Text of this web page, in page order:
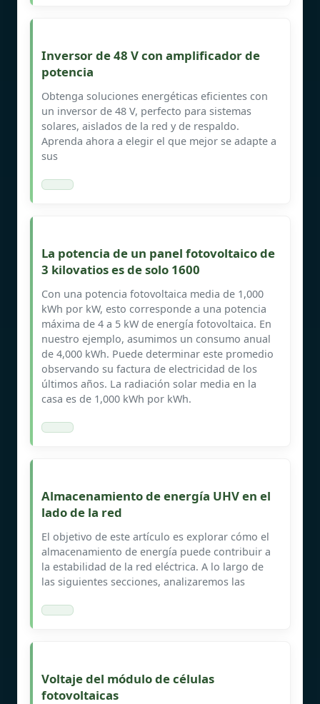
Inversor de 48 V con amplificador de
potencia
Obtenga soluciones energéticas eficientes con
un inversor de 48 V, perfecto para sistemas
solares, aislados de la red y de respaldo.
Aprenda ahora a elegir el que mejor se adapte a
sus
La potencia de un panel fotovoltaico de
3 kilovatios es de solo 1600
Con una potencia fotovoltaica media de 1,000
kWh por kW, esto corresponde a una potencia
máxima de 4 a 5 kW de energía fotovoltaica. En
nuestro ejemplo, asumimos un consumo anual
de 4,000 kWh. Puede determinar este promedio
observando su factura de electricidad de los
últimos años. La radiación solar media en la
casa es de 1,000 kWh por kWh.
Almacenamiento de energía UHV en el
lado de la red
El objetivo de este artículo es explorar cómo el
almacenamiento de energía puede contribuir a
la estabilidad de la red eléctrica. A lo largo de
las siguientes secciones, analizaremos las
Voltaje del módulo de células
fotovoltaicas